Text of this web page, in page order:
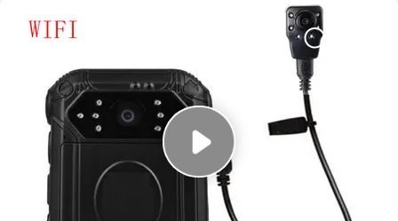
ΣΠΊΤΙ
ΠΡΟΪΌΝΤΑ
ΒΊΝΤΕΟ
Electronic